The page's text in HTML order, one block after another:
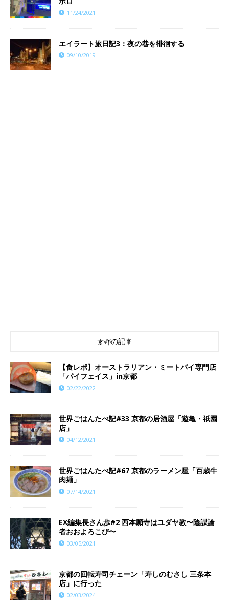
11/24/2021
エイラート旅日記3：夜の巷を徘徊する
09/10/2019
京都の記事
【食レポ】オーストラリアン・ミートパイ専門店
「パイフェイス」in京都
02/22/2022
世界ごはんたべ記#33 京都の居酒屋「遊亀・祇園
店」
04/12/2021
世界ごはんたべ記#67 京都のラーメン屋「百歳牛
肉麺」
07/14/2021
EX編集長さん歩#2 西本願寺はユダヤ教〜陰謀論
者おおよろこび〜
03/05/2021
京都の回転寿司チェーン「寿しのむさし 三条本
店」に行った
02/03/2024